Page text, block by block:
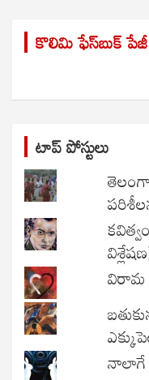
r
c కొలిమి ఫేస్‌బుక్ పేజీ
టాప్ పోస్టులు
విరామ
నాలాగే